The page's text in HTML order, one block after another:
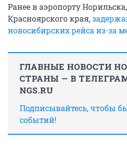
Ранее в аэропорту
Красноярского края,
новосибирских рейса из-за
ГЛАВНЫЕ НОВОСТИ
СТРАНЫ — В
NGS.RU
Подписывайтесь, чтобы
событий!